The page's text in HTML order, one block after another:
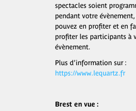
spectacles soient
pendant votre évènement,
pouvez en profiter et en
profiter les participants à
évènement.
Plus d’information sur :
https://www.lequartz.fr
Brest en vue :